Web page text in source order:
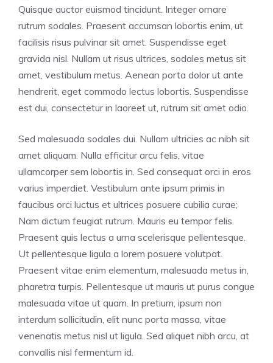
Quisque auctor euismod tincidunt. Integer ornare
rutrum sodales. Praesent accumsan lobortis enim, ut
facilisis risus pulvinar sit amet. Suspendisse eget
gravida nisl. Nullam ut risus ultrices, sodales metus sit
amet, vestibulum metus. Aenean porta dolor ut ante
hendrerit, eget commodo lectus lobortis. Suspendisse
est dui, consectetur in laoreet ut, rutrum sit amet odio.
Sed malesuada sodales dui. Nullam ultricies ac nibh sit
amet aliquam. Nulla efficitur arcu felis, vitae
ullamcorper sem lobortis in. Sed consequat orci in eros
varius imperdiet. Vestibulum ante ipsum primis in
faucibus orci luctus et ultrices posuere cubilia curae;
Nam dictum feugiat rutrum. Mauris eu tempor felis.
Praesent quis lectus a urna scelerisque pellentesque.
Ut pellentesque ligula a lorem posuere volutpat.
Praesent vitae enim elementum, malesuada metus in,
pharetra turpis. Pellentesque ut mauris ut purus congue
malesuada vitae ut quam. In pretium, ipsum non
interdum sollicitudin, elit nunc porta massa, vitae
venenatis metus nisl ut ligula. Sed aliquet nibh arcu, at
convallis nisl fermentum id.